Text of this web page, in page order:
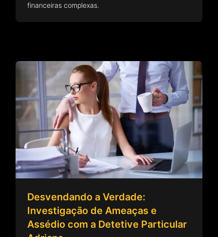
financeiras complexas.
Desvendando a Verdade:
Investigação de Ameaças e
Assédio com a Detetive Particular